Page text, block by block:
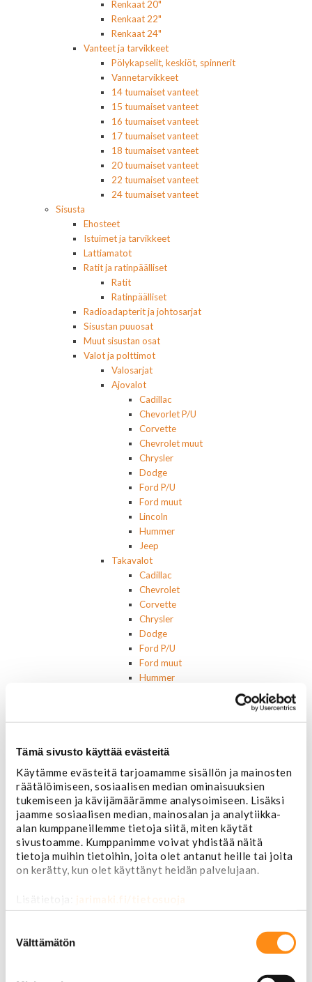
Tämä sivusto käyttää evästeitä
Käytämme evästeitä tarjoamamme sisällön ja mainosten
räätälöimiseen, sosiaalisen median ominaisuuksien
tukemiseen ja kävijämäärämme analysoimiseen. Lisäksi
jaamme sosiaalisen median, mainosalan ja analytiikka-
alan kumppaneillemme tietoja siitä, miten käytät
sivustoamme. Kumppanimme voivat yhdistää näitä
tietoja muihin tietoihin, joita olet antanut heille tai joita
on kerätty, kun olet käyttänyt heidän palvelujaan.
Lisätietoja: jarimaki.fi/tietosuoja
valinta
Välttämätön
Renkaat 20"
Renkaat 22"
Renkaat 24"
Vanteet ja tarvikkeet
Pölykapselit, keskiöt, spinnerit
Vannetarvikkeet
14 tuumaiset vanteet
15 tuumaiset vanteet
16 tuumaiset vanteet
17 tuumaiset vanteet
18 tuumaiset vanteet
20 tuumaiset vanteet
22 tuumaiset vanteet
24 tuumaiset vanteet
Sisusta
Ehosteet
Istuimet ja tarvikkeet
Lattiamatot
Ratit ja ratinpäälliset
Ratit
Ratinpäälliset
Radioadapterit ja johtosarjat
Sisustan puuosat
Muut sisustan osat
Valot ja polttimot
Valosarjat
Ajovalot
Cadillac
Chevorlet P/U
Corvette
Chevrolet muut
Chrysler
Dodge
Ford P/U
Ford muut
Lincoln
Hummer
Jeep
Takavalot
Cadillac
Chevrolet
Corvette
Chrysler
Dodge
Ford P/U
Ford muut
Hummer
Muut
Sumu- ja peruutusvalot
Polttimot
Sähköosat
Akut
Lasinnostin- ja keskuslukon moottorit
Laturit ja laturin osat
Laturit
Laturin osat
Etuvastukset
Kennot